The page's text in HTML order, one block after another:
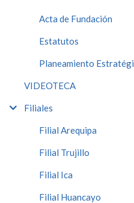
Acta de Fundación
Estatutos
Planeamiento
VIDEOTECA
Filiales
Filial Arequipa
Filial Trujillo
Filial Ica
Filial Huancayo